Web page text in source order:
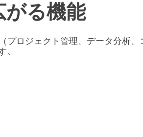
がる機能
プロジェクト管理、データ分析、
。